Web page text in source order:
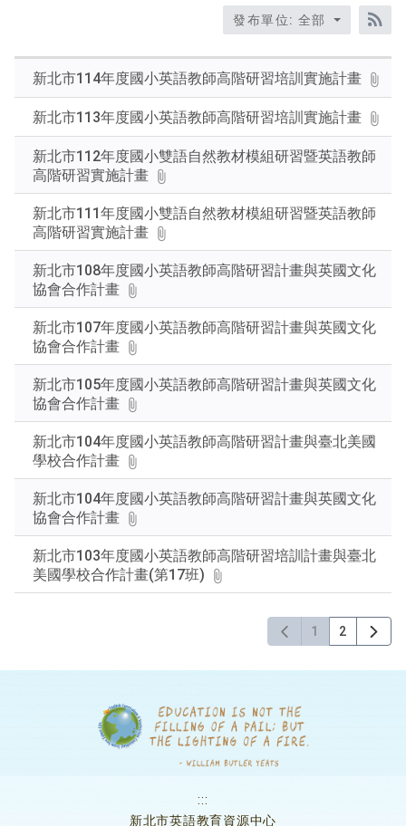
下
Enter
詢
發布單位: 全部
新北市114年度國小英語教師高階研習培訓實施計畫
新北市113年度國小英語教師高階研習培訓實施計畫
新北市112年度國小雙語自然教材模組研習暨英語教師
高階研習實施計畫
新北市111年度國小雙語自然教材模組研習暨英語教師
高階研習實施計畫
新北市108年度國小英語教師高階研習計畫與英國文化
協會合作計畫
新北市107年度國小英語教師高階研習計畫與英國文化
協會合作計畫
新北市105年度國小英語教師高階研習計畫與英國文化
協會合作計畫
新北市104年度國小英語教師高階研習計畫與臺北美國
學校合作計畫
新北市104年度國小英語教師高階研習計畫與英國文化
協會合作計畫
新北市103年度國小英語教師高階研習培訓計畫與臺北
美國學校合作計畫(第17班)
1 2
:::
新北市英語教育資源中心